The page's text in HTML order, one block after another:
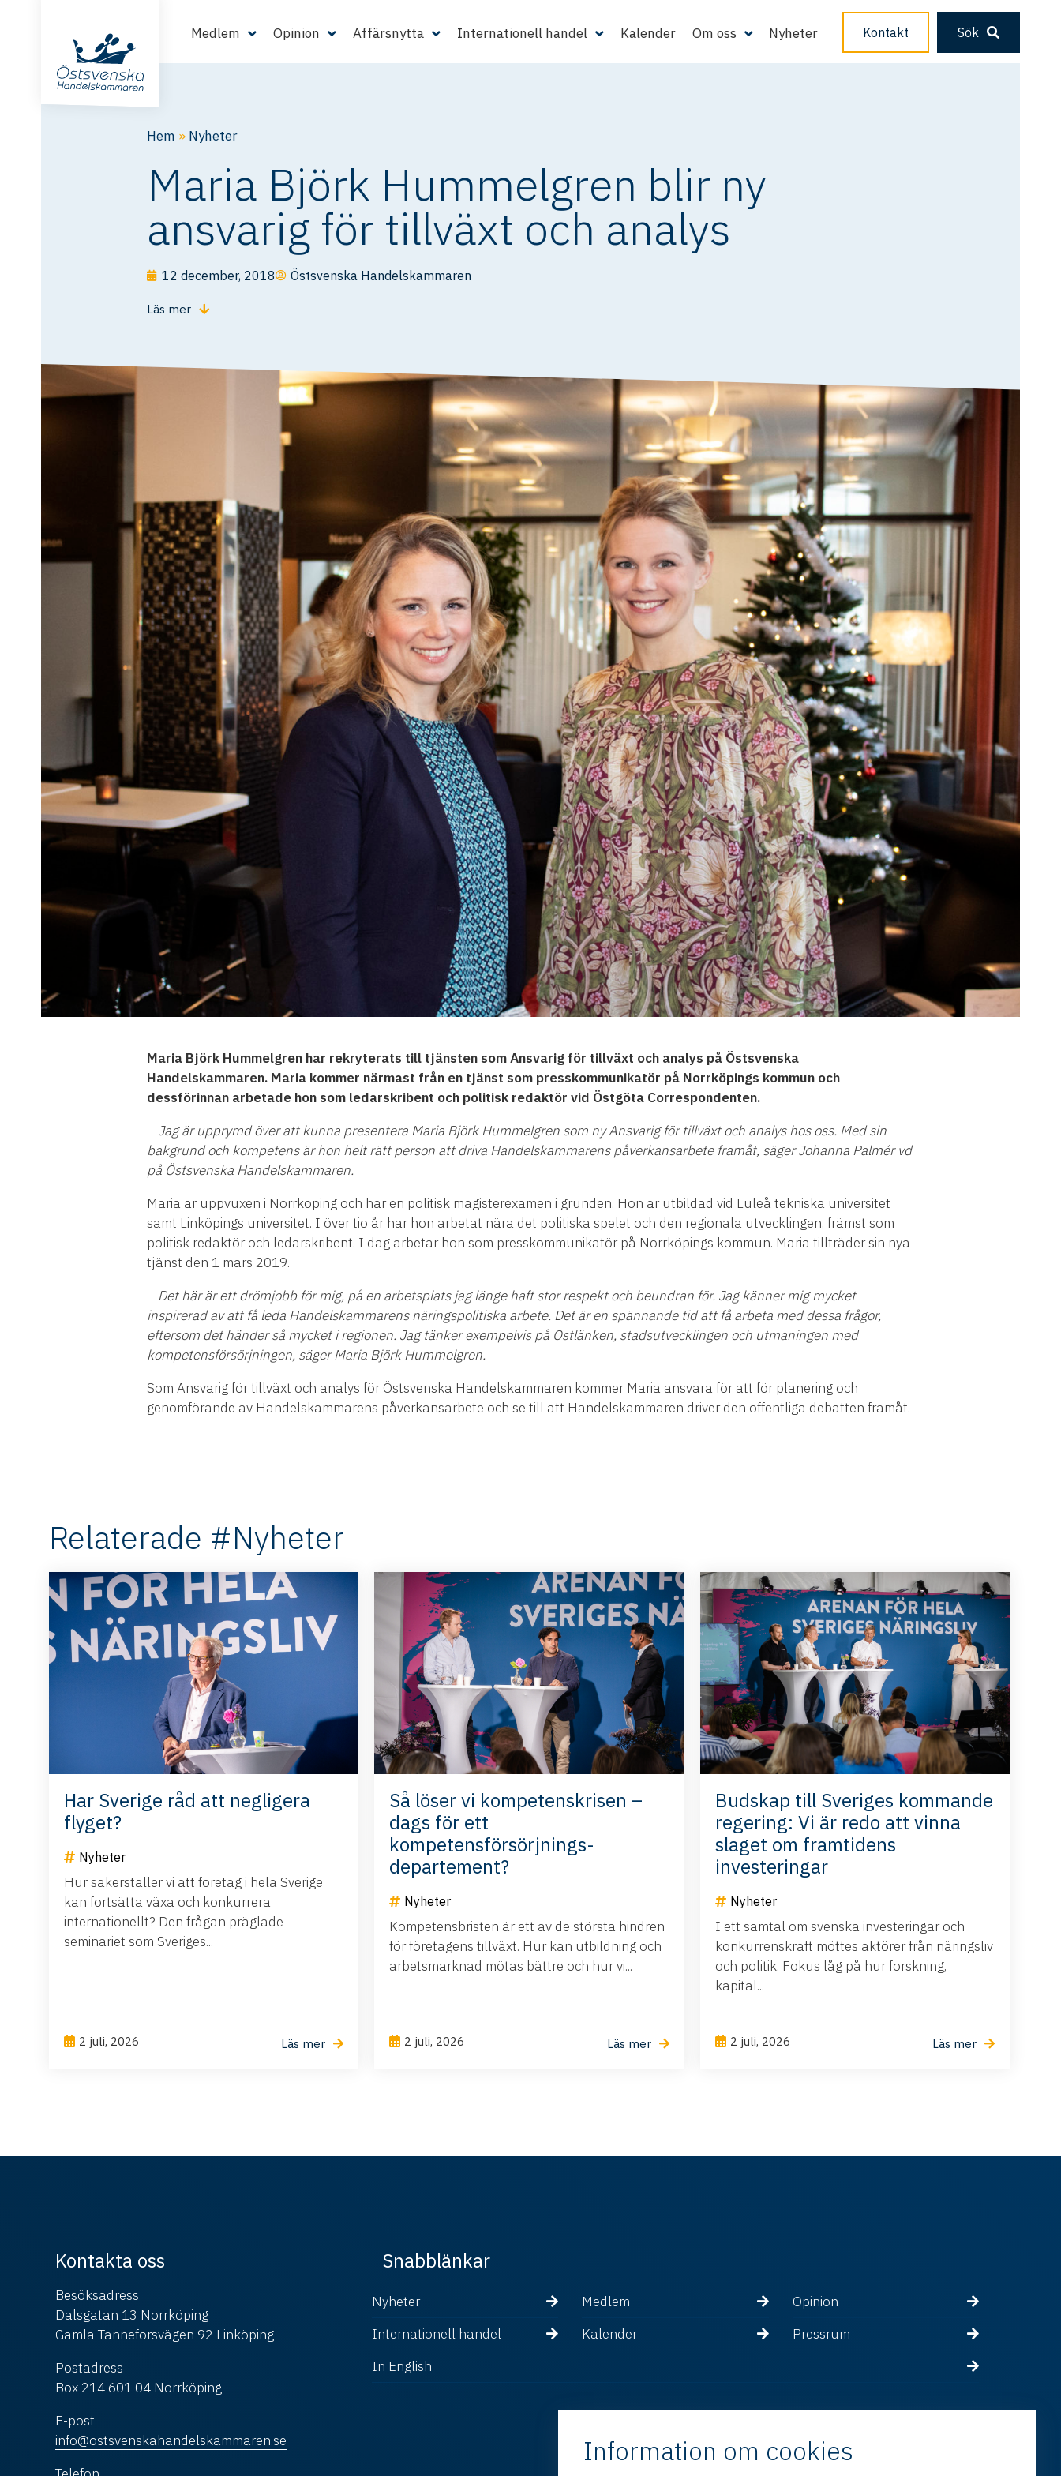
Medlem Opinion Affärsnytta Internationell handel Kalender Om oss Nyheter Kontakt Sök
Hem » Nyheter
Maria Björk Hummelgren blir ny
ansvarig för tillväxt och analys
12 december, 2018 Östsvenska Handelskammaren
Läs mer
Maria Björk Hummelgren har rekryterats till tjänsten som Ansvarig för tillväxt och analys på Östsvenska
Handelskammaren. Maria kommer närmast från en tjänst som presskommunikatör på Norrköpings kommun och
dessförinnan arbetade hon som ledarskribent och politisk redaktör vid Östgöta Correspondenten.
– Jag är upprymd över att kunna presentera Maria Björk Hummelgren som ny Ansvarig för tillväxt och analys hos oss. Med sin
bakgrund och kompetens är hon helt rätt person att driva Handelskammarens påverkansarbete framåt, säger Johanna Palmér vd
på Östsvenska Handelskammaren.
Maria är uppvuxen i Norrköping och har en politisk magisterexamen i grunden. Hon är utbildad vid Luleå tekniska universitet
samt Linköpings universitet. I över tio år har hon arbetat nära det politiska spelet och den regionala utvecklingen, främst som
politisk redaktör och ledarskribent. I dag arbetar hon som presskommunikatör på Norrköpings kommun. Maria tillträder sin nya
tjänst den 1 mars 2019.
– Det här är ett drömjobb för mig, på en arbetsplats jag länge haft stor respekt och beundran för. Jag känner mig mycket
inspirerad av att få leda Handelskammarens näringspolitiska arbete. Det är en spännande tid att få arbeta med dessa frågor,
eftersom det händer så mycket i regionen. Jag tänker exempelvis på Ostlänken, stadsutvecklingen och utmaningen med
kompetensförsörjningen, säger Maria Björk Hummelgren.
Som Ansvarig för tillväxt och analys för Östsvenska Handelskammaren kommer Maria ansvara för att för planering och
genomförande av Handelskammarens påverkansarbete och se till att Handelskammaren driver den offentliga debatten framåt.
Relaterade #Nyheter
Har Sverige råd att negligera
flyget?
Nyheter
Hur säkerställer vi att företag i hela Sverige
kan fortsätta växa och konkurrera
internationellt? Den frågan präglade
seminariet som Sveriges...
2 juli, 2026 Läs mer
Så löser vi kompetenskrisen –
dags för ett
kompetensförsörjnings-
departement?
Nyheter
Kompetensbristen är ett av de största hindren
för företagens tillväxt. Hur kan utbildning och
arbetsmarknad mötas bättre och hur vi...
2 juli, 2026 Läs mer
Budskap till Sveriges kommande
regering: Vi är redo att vinna
slaget om framtidens
investeringar
Nyheter
I ett samtal om svenska investeringar och
konkurrenskraft möttes aktörer från näringsliv
och politik. Fokus låg på hur forskning,
kapital...
2 juli, 2026 Läs mer
Kontakta oss
Besöksadress
Dalsgatan 13 Norrköping
Gamla Tanneforsvägen 92 Linköping
Postadress
Box 214 601 04 Norrköping
E-post
info@ostsvenskahandelskammaren.se
Snabblänkar
Nyheter Medlem
Opinion
Internationell handel
Kalender
Pressrum
In English
Information om cookies